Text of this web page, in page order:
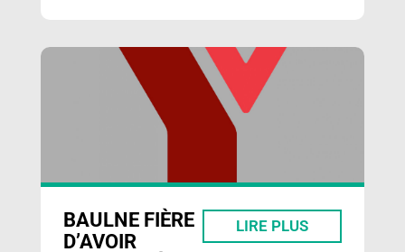
BAULNE FIÈRE
D’AVOIR
LIRE PLUS